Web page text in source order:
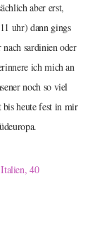
aber erst,
uhr) dann gings
sardinien oder
ich mich an
noch so viel
heute fest in mir